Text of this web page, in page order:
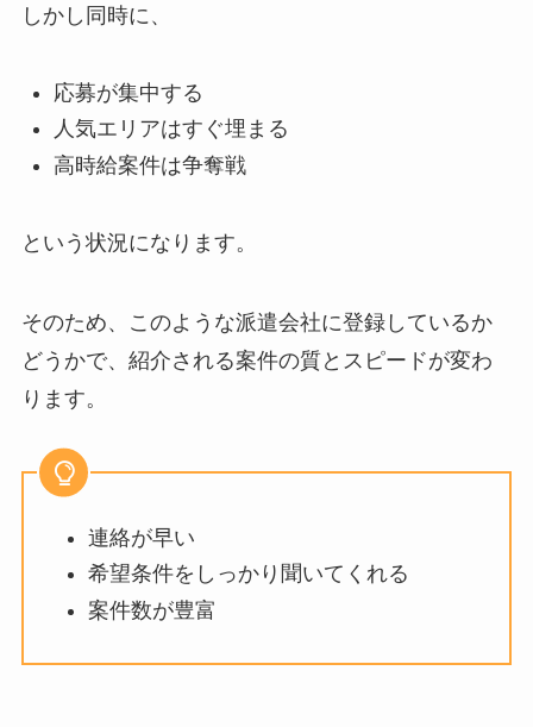
しかし同時に、
応募が集中する
人気エリアはすぐ埋まる
高時給案件は争奪戦
という状況になります。
そのため、このような派遣会社に登録しているか
どうかで、紹介される案件の質とスピードが変わ
ります。
連絡が早い
希望条件をしっかり聞いてくれる
案件数が豊富